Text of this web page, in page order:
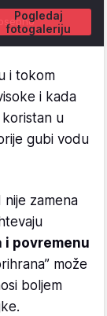
Pogledaj
fotogaleriju
i tokom
i kada
koristan u
gubi vodu
nije zamena
i povremenu
može
boljem